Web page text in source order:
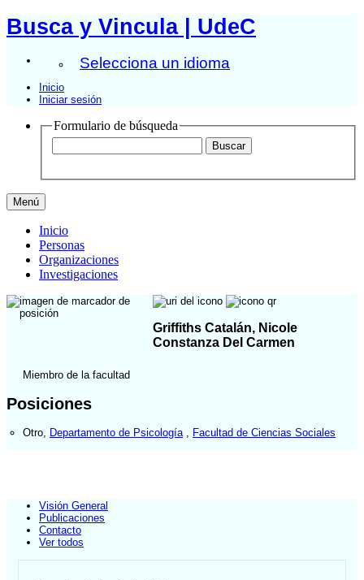
Busca y Vincula | UdeC
Selecciona un idioma
Inicio
Iniciar sesión
Formulario de búsqueda
Menú
Inicio
Personas
Organizaciones
Investigaciones
Griffiths Catalán, Nicole
Constanza Del Carmen
Miembro de la facultad
Posiciones
Otro Departamento de Psicología Facultad de Ciencias Sociales
Visión General
Publicaciones
Contacto
Ver todos